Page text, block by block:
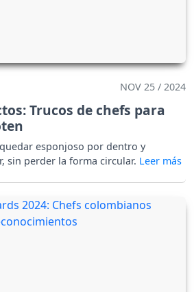
NOV 25 / 2024
Trucos de chefs para
esponjoso por dentro y
sin perder la forma circular.